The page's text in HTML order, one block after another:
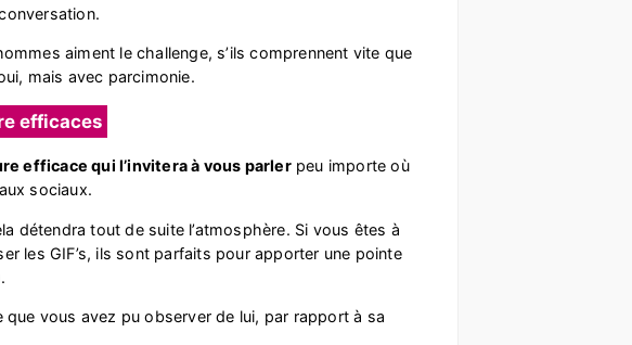
aiment le challenge, s’ils comprennent vite que
mais avec parcimonie.
efficaces
efficace qui l’invitera à vous parlerpeu importe où
sociaux.
détendra tout de suite l’atmosphère. Si vous êtes à
les GIF’s, ils sont parfaits pour apporter une pointe
vous avez pu observer de lui, par rapport à sa